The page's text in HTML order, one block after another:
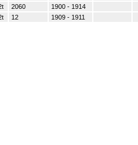
2060
1900 - 1914
12 1909 - 1911